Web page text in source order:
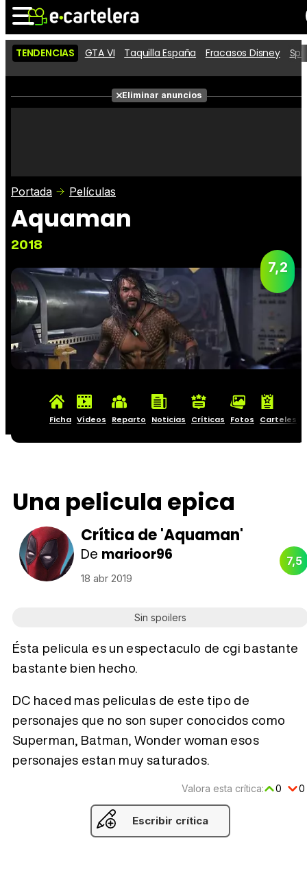
Noticias Cartelera
Películas
Críticas
TENDENCIAS GTA VI Taquilla España Fracasos Disney
Eliminar anuncios
Portada Películas
Aquaman
2018
7,2
Ficha Vídeos Reparto Noticias Críticas Fotos Carteles
Una pelicula epica
Crítica de 'Aquaman'
De marioor96
18 abr 2019
7,5
Sin spoilers
Ésta pelicula es un espectaculo de cgi bastante
bastante bien hecho.
DC haced mas peliculas de este tipo de
personajes que no son super conocidos como
Superman, Batman, Wonder woman esos
personajes estan muy saturados.
Valora esta crítica: 0 0
Escribir crítica